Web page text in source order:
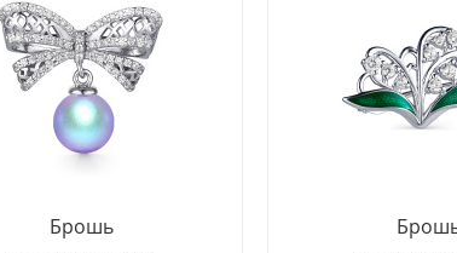
Брошь